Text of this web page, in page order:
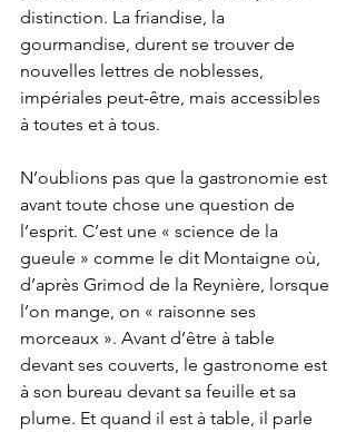
distinction. La friandise, la
gourmandise, durent se trouver de
nouvelles lettres de noblesses,
impériales peut-être, mais accessibles
à toutes et à tous.
N’oublions pas que la gastronomie est
avant toute chose une question de
l’esprit. C’est une « science de la
gueule » comme le dit Montaigne où,
d’après Grimod de la Reynière, lorsque
l’on mange, on « raisonne ses
morceaux ». Avant d’être à table
devant ses couverts, le gastronome est
à son bureau devant sa feuille et sa
plume. Et quand il est à table, il parle